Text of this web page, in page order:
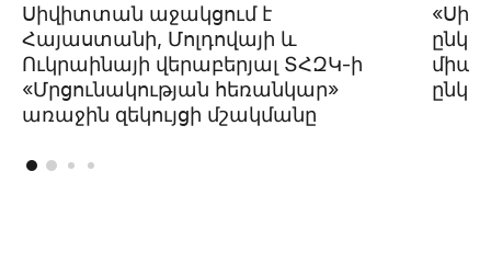
Սիվիտտան աջակցում է
Հայաստանի, Մոլդովայի և
Ուկրաինայի վերաբերյալ ՏՀԶԿ-ի
«Մրցունակության հեռանկար»
առաջին զեկույցի մշակմանը